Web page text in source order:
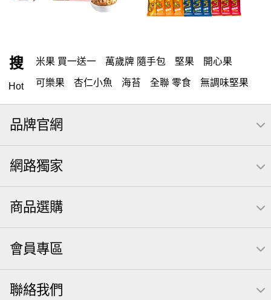
搜
Hot
米果 買一送一 萬歲牌 隨手包 堅果 開心果
可樂果 杏仁小魚 海苔 全聯 零食 無調味堅果
無調味 全聯 禮盒 堅穀力 綜合纖果 腰果 米果
全聯 素食
萬歲牌 全聯 拜拜 洋芋片 元本山 飲 甘栗
小魚
南瓜子 起司 每日 icash 義大利麵 荷卡
卡廸那 95℃鮮脆三色丁 芋頭
紅棗 【萬歲牌】每日堅果系列 三角飯糰
萬歲牌 米果
VA 萬歲牌 總匯點心包(42gx20包) 總匯點心包
減糖日記
品牌官網
網路獨家
商品選購
會員專區
聯絡我們